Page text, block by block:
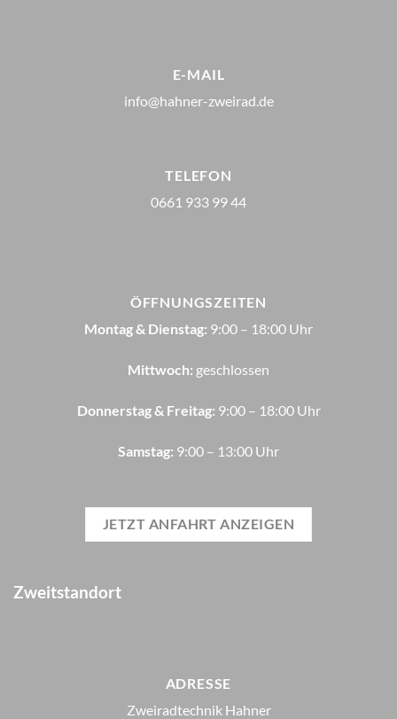
E-MAIL
info@hahner-zweirad.de
TELEFON
0661 933 99 44
ÖFFNUNGSZEITEN
Montag & Dienstag: 9:00 – 18:00 Uhr
Mittwoch: geschlossen
Donnerstag & Freitag: 9:00 – 18:00 Uhr
Samstag: 9:00 – 13:00 Uhr
JETZT ANFAHRT ANZEIGEN
Zweitstandort
ADRESSE
Zweiradtechnik Hahner